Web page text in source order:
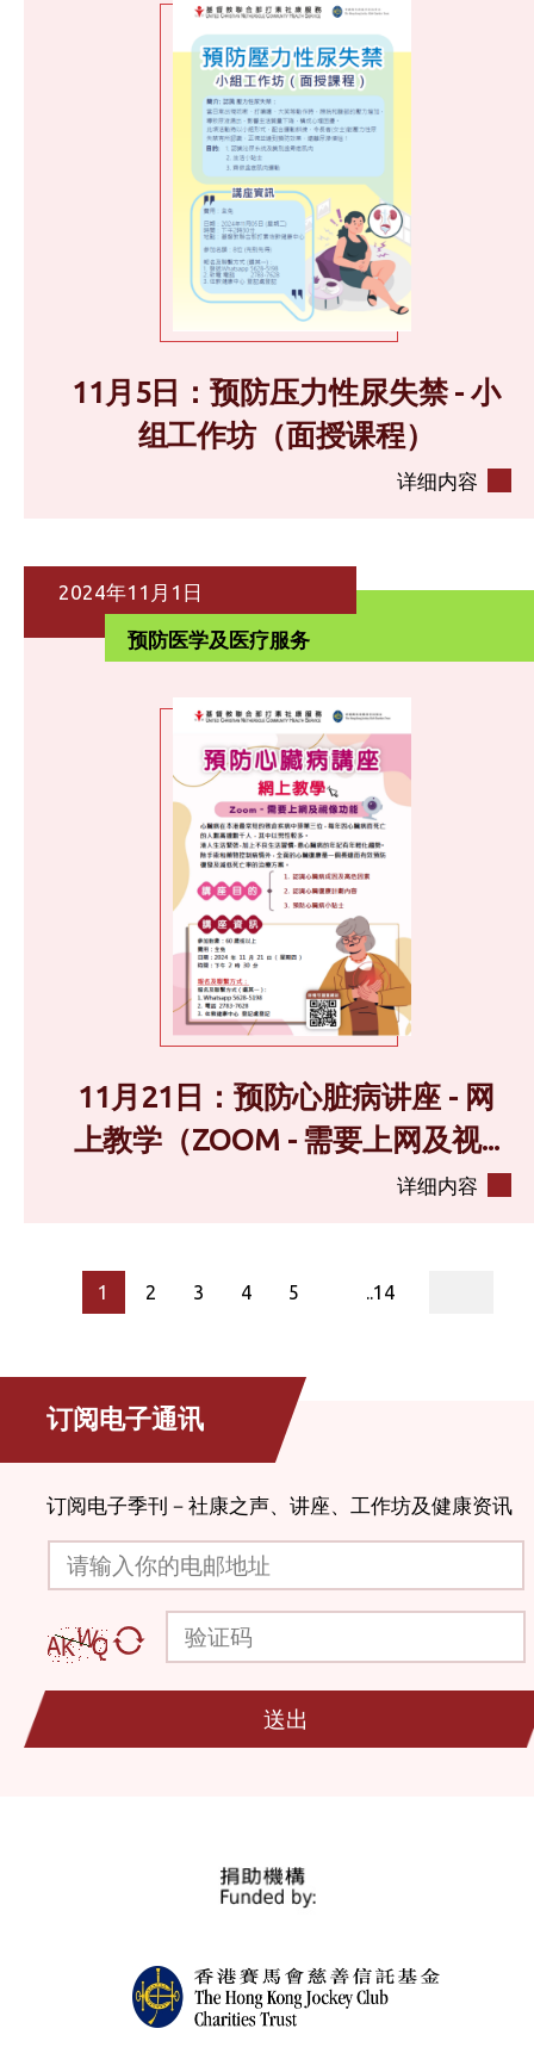
11月5日：预防压力性尿失禁 - 小
组工作坊（面授课程）
详细内容
2024年11月1日
预防医学及医疗服务
11月21日：预防心脏病讲座 - 网
上教学（ZOOM - 需要上网及视...
详细内容
1 2 3 4 5 ..14
订阅电子通讯
订阅电子季刊－社康之声、讲座、工作坊及健康资讯
请输入你的电邮地址
验证码
送出